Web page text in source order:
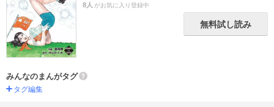
8人 がお気に入り登録中
無料試し読み
みんなのまんがタグ
タグ編集